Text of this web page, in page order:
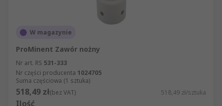
W magazynie
ProMinent Zawór nożny
Nr art. RS 531-333
Nr części producenta 1024705
Suma częściowa (1 sztuka)
518,49 zł(bez VAT) 518,49 zł/sztuka
Ilość